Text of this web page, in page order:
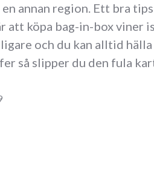
annan region. Ett bra
att köpa bag-in-box viner
och du kan alltid
så slipper du den fula